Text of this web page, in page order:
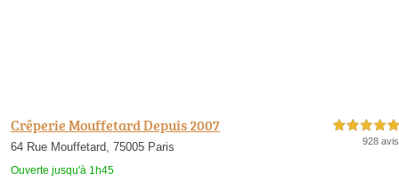
Crêperie Mouffetard Depuis 2007
64 Rue Mouffetard, 75005 Paris
Ouverte jusqu'à 1h45
5,0 étoiles sur 5
928 avis